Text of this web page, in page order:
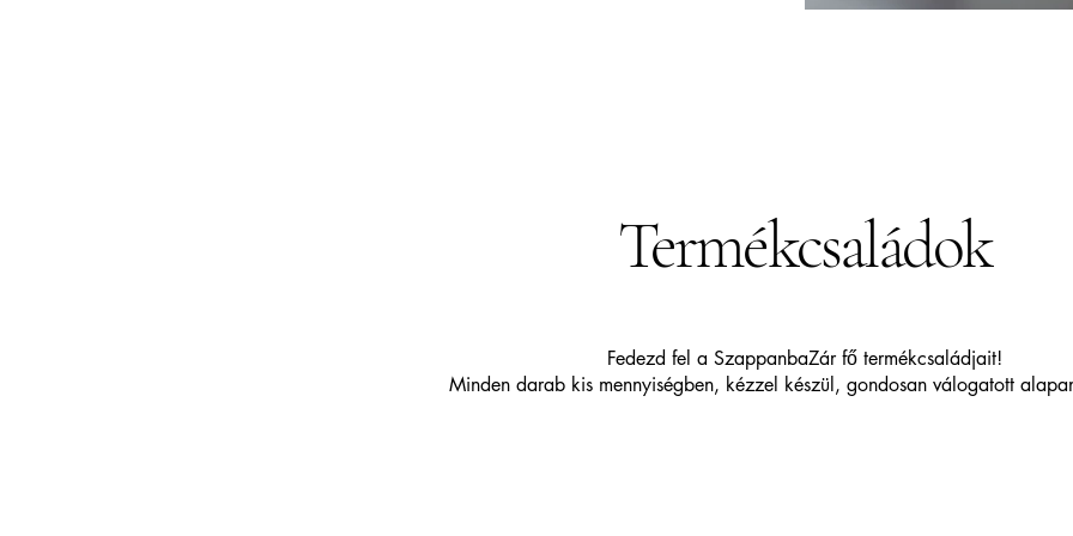
Termékcsaládok
Fedezd fel a SzappanbaZár fő termékcsaládjait!
Minden darab kis mennyiségben, kézzel készül, gondosan válogatott